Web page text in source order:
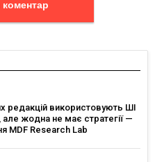
Залишити коментар
редакцій використовують ШІ
але жодна не має стратегії —
MDF Research Lab